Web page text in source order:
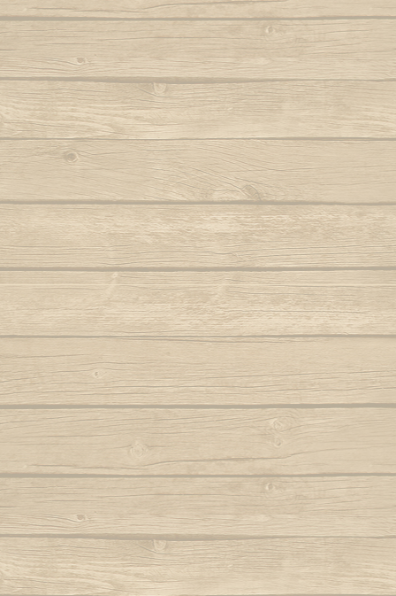
Autor : Instrutor Saracuru (Capoeira Brasil)
La na Bahia côco de dendê
Lembra de Bimba
Autor : Graduado Voador (Capoeira Nago)